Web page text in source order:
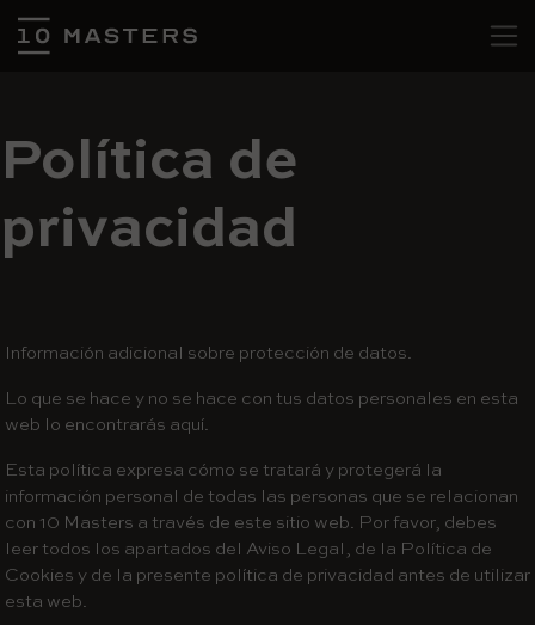
Política de
privacidad
Información adicional sobre protección de datos.
Lo que se hace y no se hace con tus datos personales en esta
web lo encontrarás aquí.
Esta política expresa cómo se tratará y protegerá la
información personal de todas las personas que se relacionan
con 10 Masters a través de este sitio web. Por favor, debes
leer todos los apartados del Aviso Legal, de la Política de
Cookies y de la presente política de privacidad antes de utilizar
esta web.